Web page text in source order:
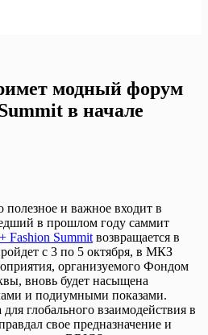
модный форум
в начале
полезное и важное входит в
в прошлом году саммит
Fashion Summit возвращается в
с 3 по 5 октября, в МКЗ
организуемого Фондом
вновь будет насыщена
и подиумными показами.
глобального взаимодействия в
свое предназначение и